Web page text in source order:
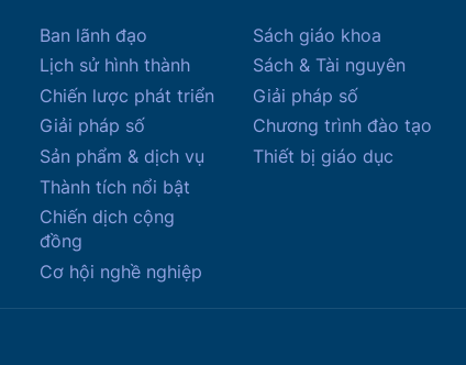
Ban lãnh đạo
Lịch sử hình thành
Chiến lược phát triển
Giải pháp số
Sản phẩm & dịch vụ
Thành tích nổi bật
Chiến dịch cộng
đồng
Cơ hội nghề nghiệp
Sách giáo khoa
Sách & Tài nguyên
Giải pháp số
Chương trình đào tạo
Thiết bị giáo dục